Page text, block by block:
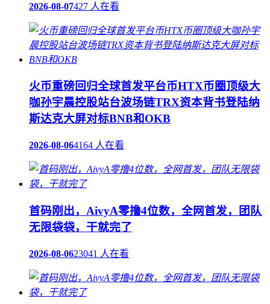
2026-08-07427 人在看
火币重磅回归全球首发平台币HTX币圈顶级大
咖孙宇晨控股站台波场链TRX资本背书登陆纳
斯达克大屏对标BNB和OKB
2026-08-064164 人在看
首码刚出，AivyA零撸4位数，全网首发，团队
无限袋袋，干就完了
2026-08-0623041 人在看